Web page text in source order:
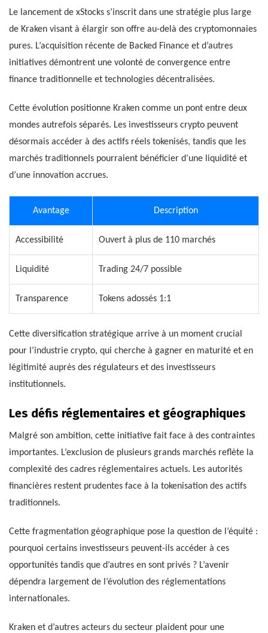
Le lancement de xStocks s’inscrit dans une stratégie plus large
de Kraken visant à élargir son offre au-delà des cryptomonnaies
pures. L’acquisition récente de Backed Finance et d’autres
initiatives démontrent une volonté de convergence entre
finance traditionnelle et technologies décentralisées.
Cette évolution positionne Kraken comme un pont entre deux
mondes autrefois séparés. Les investisseurs crypto peuvent
désormais accéder à des actifs réels tokenisés, tandis que les
marchés traditionnels pourraient bénéficier d’une liquidité et
d’une innovation accrues.
Avantage Description
Accessibilité Ouvert à plus de 110 marchés
Liquidité Trading 24/7 possible
Transparence Tokens adossés 1:1
Cette diversification stratégique arrive à un moment crucial
pour l’industrie crypto, qui cherche à gagner en maturité et en
légitimité auprès des régulateurs et des investisseurs
institutionnels.
Les défis réglementaires et géographiques
Malgré son ambition, cette initiative fait face à des contraintes
importantes. L’exclusion de plusieurs grands marchés reflète la
complexité des cadres réglementaires actuels. Les autorités
financières restent prudentes face à la tokenisation des actifs
traditionnels.
Cette fragmentation géographique pose la question de l’équité :
pourquoi certains investisseurs peuvent-ils accéder à ces
opportunités tandis que d’autres en sont privés ? L’avenir
dépendra largement de l’évolution des réglementations
internationales.
Kraken et d’autres acteurs du secteur plaident pour une